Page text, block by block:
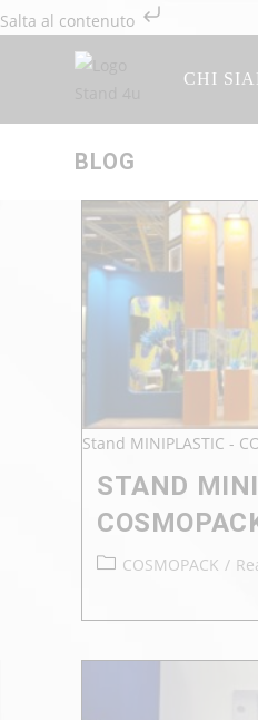
Salta al contenuto
CHI
BLOG
Stand MINIPLASTIC -
STAND
COSMOPACK /